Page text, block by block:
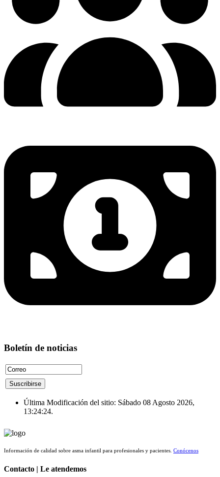
Boletín de noticias
Última Modificación del sitio: Sábado 08 Agosto 2026,
13:24:24.
Información de calidad sobre asma infantil para profesionales y pacientes. Conócenos
Contacto | Le atendemos